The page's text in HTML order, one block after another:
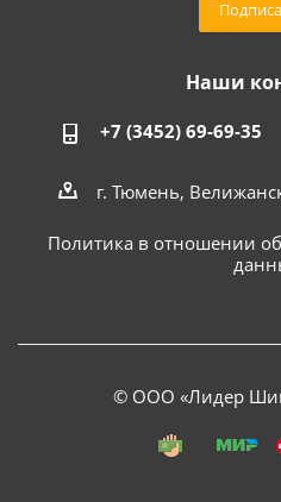
Наши
+7 (3452) 69-69-35
г. Тюмень,
Политика в отношении
© ООО «Лидер